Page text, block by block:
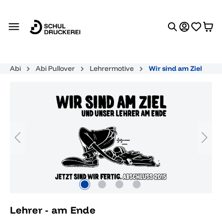
Abi Abi Pullover Lehrermotive
Wir sind am Ziel
Lehrer - am Ende